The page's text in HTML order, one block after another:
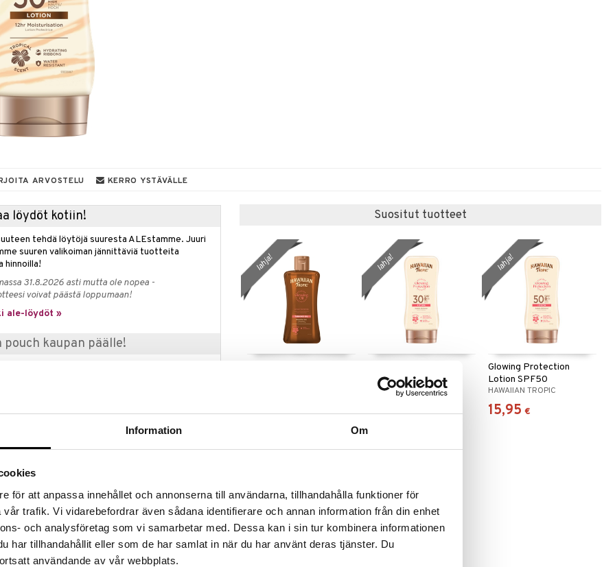
Information Om
för att anpassa innehållet och annonserna till användarna, tillhandahålla funktioner för
trafik. Vi vidarebefordrar även sådana identifierare och annan information från din enhet
och analysföretag som vi samarbetar med. Dessa kan i sin tur kombinera informationen
har tillhandahållit eller som de har samlat in när du har använt deras tjänster. Du
användande av vår webbplats.
ARVOSTELU KERRO YSTÄVÄLLE
löydöt kotiin!
tehdä löytöjä suuresta ALEstamme. Juuri
suuren valikoiman jännittäviä tuotteita
hinnoilla!
31.8.2026 asti mutta ole nopea -
voivat päästä loppumaan!
ale-löydöt »
pouch kaupan päälle!
tuotteita riittää.
Hawaiian Tropicilta on ihana aurinkovoide joka
Korkeasta suojakertoimesta huolimatta siinä
nopeasti ihoon jättämättä tahmeaa pintaa iholle.
UVA- & UVB suoja. Tuoksuu ihanille hedelmille ja
Suositut tuotteet
12,95 €
lahja!
Lotion SPF30
HAWAIIAN TROPIC
14,95 €
lahja!
Glowing Protection
Lotion SPF50
HAWAIIAN TROPIC
15,95 €
lahja!